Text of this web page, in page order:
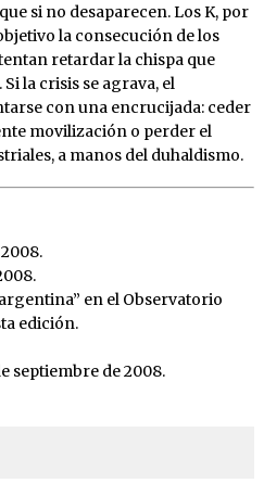
si no desaparecen. Los K, por
la consecución de los
retardar la chispa que
la crisis se agrava, el
con una encrucijada: ceder
movilización o perder el
a manos del duhaldismo.
en el Observatorio
edición.
septiembre de 2008.